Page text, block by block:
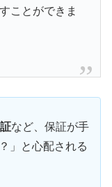
ことができま
など、保証が手
？」と心配される